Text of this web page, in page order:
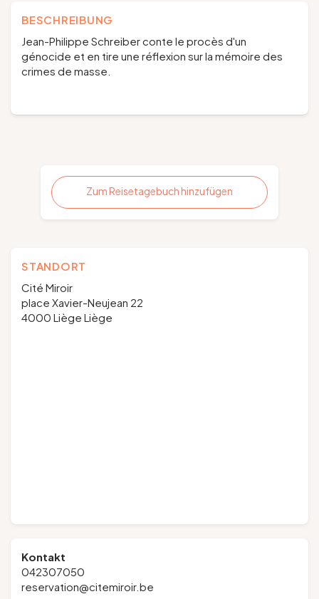
BESCHREIBUNG
Jean-Philippe Schreiber conte le procès d'un
génocide et en tire une réflexion sur la mémoire des
crimes de masse.
Zum Reisetagebuch hinzufügen
STANDORT
Cité Miroir
place Xavier-Neujean 22
4000 Liège Liège
Kontakt
042307050
reservation@citemiroir.be